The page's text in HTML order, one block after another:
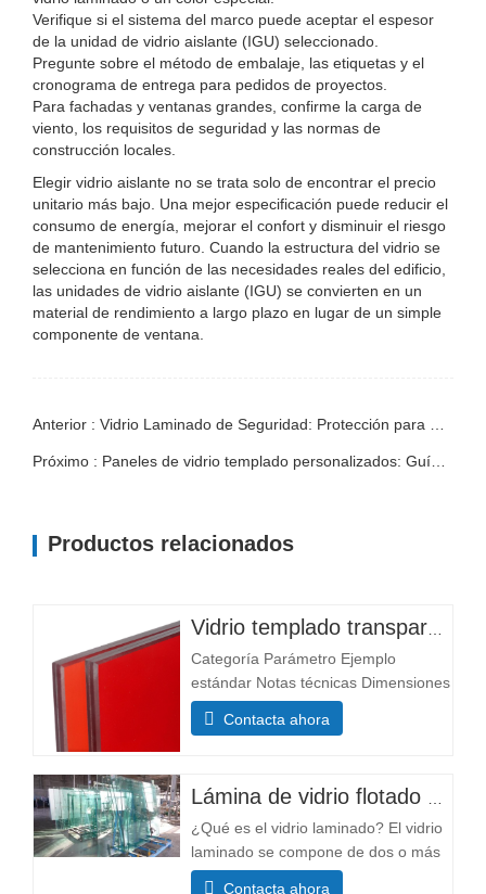
Verifique si el sistema del marco puede aceptar el espesor
de la unidad de vidrio aislante (IGU) seleccionado.
Pregunte sobre el método de embalaje, las etiquetas y el
cronograma de entrega para pedidos de proyectos.
Para fachadas y ventanas grandes, confirme la carga de
viento, los requisitos de seguridad y las normas de
construcción locales.
Elegir vidrio aislante no se trata solo de encontrar el precio
unitario más bajo. Una mejor especificación puede reducir el
consumo de energía, mejorar el confort y disminuir el riesgo
de mantenimiento futuro. Cuando la estructura del vidrio se
selecciona en función de las necesidades reales del edificio,
las unidades de vidrio aislante (IGU) se convierten en un
material de rendimiento a largo plazo en lugar de un simple
componente de ventana.
Anterior : Vidrio Laminado de Seguridad: Protección para Hogares, Comercios y Edificios Comerciales
Próximo : Paneles de vidrio templado personalizados: Guía de especificaciones para puertas, mamparas y barandillas
Productos relacionados
Vidrio templado transparente personalizado de alta calidad con patrón plano para entrada, hotel, almacén, iluminación, instrumentos, salas y dormitorios.
Categoría Parámetro Ejemplo
estándar Notas técnicas Dimensiones
Tamaño mínimo 300×300 mm La
mayoría de los tamaños
estructural Espesor de la capa de
vidrio (mm) Capa única: 3+3, 5+5,
6+6 El espesor afecta...
Contacta ahora
Lámina de vidrio flotado de gran tamaño de vidrio templado sólido Wensheng para muebles de piscina, decoración industrial y supermercados.
¿Qué es el vidrio laminado? El vidrio
laminado se compone de dos o más
capas de vidrio unidas entre sí
Contacta ahora